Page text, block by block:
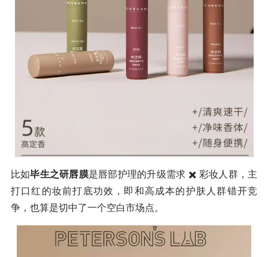
比如毕生之研唇膜是唇部护理的升级需求 ✖️ 彩妆人群，主
打口红的妆前打底功效，即和高成本的护肤人群错开竞
争，也算是切中了一个空白市场点。